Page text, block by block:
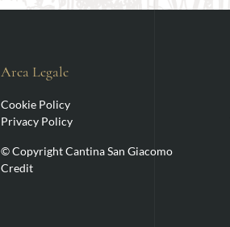
Area Legale
Cookie Policy
Privacy Policy
© Copyright Cantina San Giacomo
Credit